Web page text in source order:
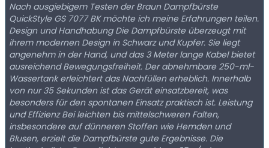
Nach ausgiebigem Testen der Braun Dampfbürste
QuickStyle GS 7077 BK möchte ich meine Erfahrungen teilen.
Design und Handhabung Die Dampfbürste überzeugt mit
ihrem modernen Design in Schwarz und Kupfer. Sie liegt
angenehm in der Hand, und das 3 Meter lange Kabel bietet
ausreichend Bewegungsfreiheit. Der abnehmbare 250-ml-
Wassertank erleichtert das Nachfüllen erheblich. Innerhalb
von nur 35 Sekunden ist das Gerät einsatzbereit, was
besonders für den spontanen Einsatz praktisch ist. Leistung
und Effizienz Bei leichten bis mittelschweren Falten,
insbesondere auf dünneren Stoffen wie Hemden und
Blusen, erzielt die Dampfbürste gute Ergebnisse. Die